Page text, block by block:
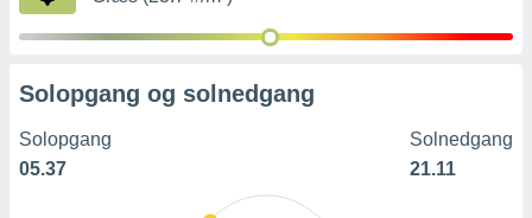
Solopgang og solnedgang
Solopgang
05.37
Solnedgang
21.11